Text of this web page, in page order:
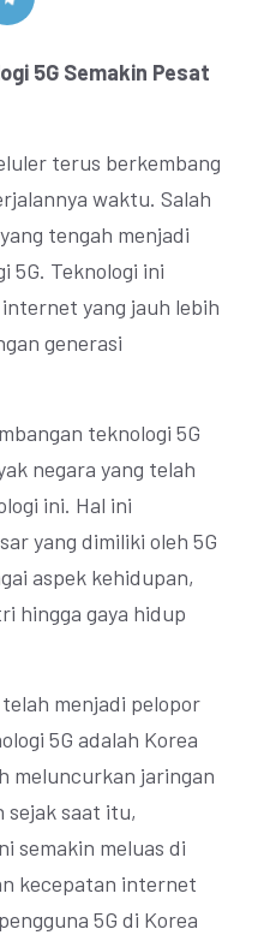
5G Semakin Pesat
terus berkembang
waktu. Salah
tengah menjadi
5G. Teknologi ini
yang jauh lebih
generasi
teknologi 5G
negara yang telah
ini. Hal ini
yang dimiliki oleh 5G
aspek kehidupan,
hingga gaya hidup
menjadi pelopor
5G adalah Korea
meluncurkan jaringan
sejak saat itu,
semakin meluas di
kecepatan internet
5G di Korea